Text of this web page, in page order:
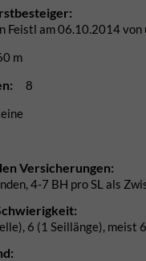
Feistl am 06.10.2014 von
m
8
Versicherungen:
4-7 BH pro SL als
6 (1 Seillänge), meist